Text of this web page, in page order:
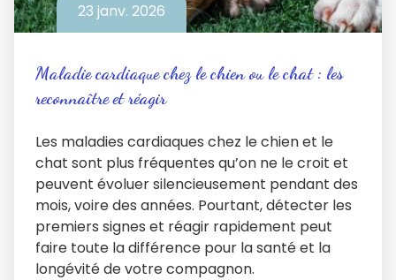
23 janv. 2026
Maladie cardiaque chez le chien ou le chat : les
reconnaître et réagir
Les maladies cardiaques chez le chien et le
chat sont plus fréquentes qu’on ne le croit et
peuvent évoluer silencieusement pendant des
mois, voire des années. Pourtant, détecter les
premiers signes et réagir rapidement peut
faire toute la différence pour la santé et la
longévité de votre compagnon.